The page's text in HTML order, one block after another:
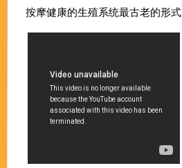
按摩健康的生殖系统最古老的形式